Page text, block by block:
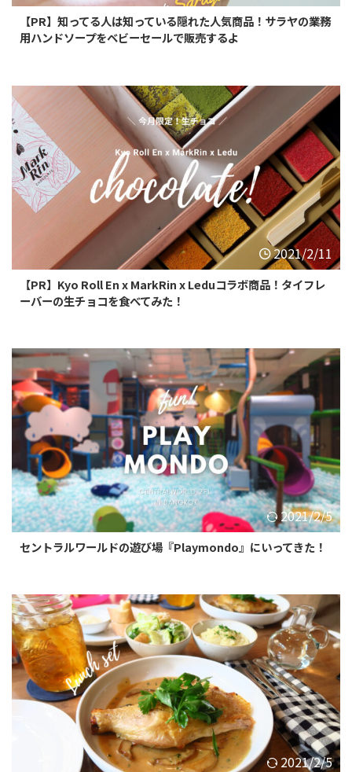
【PR】知ってる人は知っている隠れた人気商品！サラヤの業務
用ハンドソープをベビーセールで販売するよ
2021/2/11
【PR】Kyo Roll En x MarkRin x Leduコラボ商品！タイフレ
ーバーの生チョコを食べてみた！
2021/2/5
セントラルワールドの遊び場『Playmondo』にいってきた！
2021/2/5